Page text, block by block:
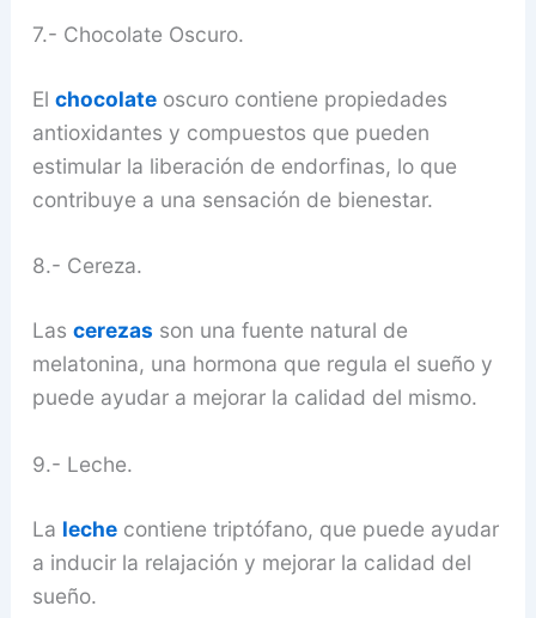
7.- Chocolate Oscuro.
El chocolateoscuro contiene propiedades
antioxidantes y compuestos que pueden
estimular la liberación de endorfinas, lo que
contribuye a una sensación de bienestar.
8.- Cereza.
Las cerezas son una fuente natural de
melatonina, una hormona que regula el sueño y
puede ayudar a mejorar la calidad del mismo.
9.- Leche.
La lechecontiene triptófano, que puede ayudar
a inducir la relajación y mejorar la calidad del
sueño.